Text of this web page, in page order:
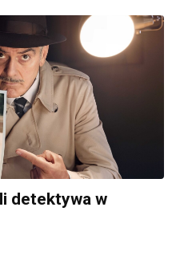
detektywa w